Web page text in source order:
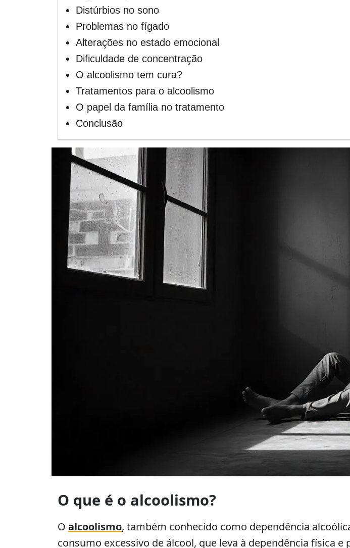
Distúrbios no sono
Problemas no fígado
Alterações no estado emocional
Dificuldade de concentração
O alcoolismo tem cura?
Tratamentos para o alcoolismo
O papel da família no tratamento
Conclusão
O que é o alcoolismo?
O alcoolismo, também conhecido como dependência
consumo excessivo de álcool, que leva à dependência física e